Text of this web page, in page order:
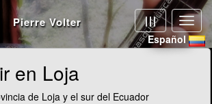
en Loja
de Loja y el sur del Ecuador